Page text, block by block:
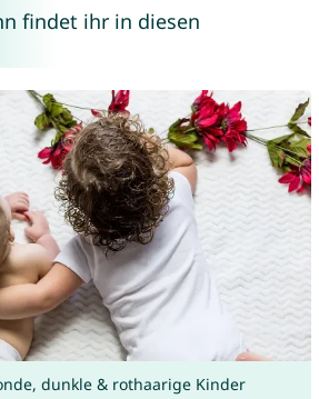
findet ihr in diesen
dunkle & rothaarige Kinder